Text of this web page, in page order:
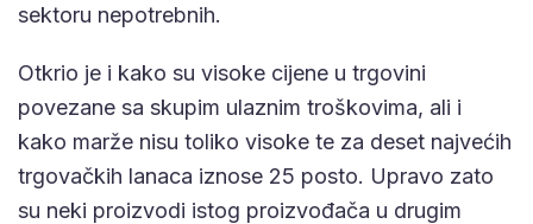
sektoru nepotrebnih.
Otkrio je i kako su visoke cijene u trgovini
povezane sa skupim ulaznim troškovima, ali i
kako marže nisu toliko visoke te za deset najvećih
trgovačkih lanaca iznose 25 posto. Upravo zato
su neki proizvodi istog proizvođača u drugim